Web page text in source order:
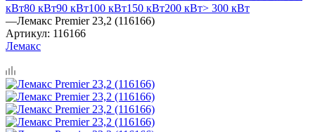
кВт80 кВт90 кВт100 кВт150 кВт200 кВт> 300 кВт
—Лемакс Premier 23,2 (116166)
Артикул: 116166
Лемакс